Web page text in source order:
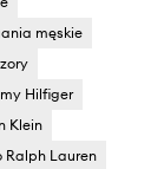
męskie
Hilfiger
Klein
Ralph Lauren